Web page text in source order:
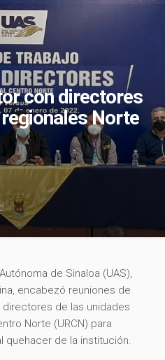
con directores
Norte
de Sinaloa (UAS),
encabezó reuniones de
de las unidades
Norte (URCN) para
quehacer de la institución.